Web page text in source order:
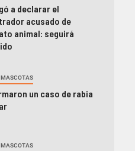
a declarar el
acusado de
animal: seguirá
MASCOTAS
un caso de rabia
MASCOTAS